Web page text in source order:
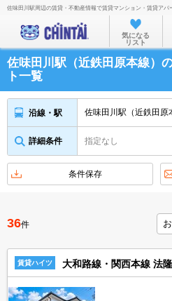
お部屋を
沿線
住所
家賃
不
佐味田川駅周辺の賃貸・不動産情報で賃貸マンション・賃貸アパ
気になる
リスト
佐味田川駅（近鉄田原本線）
ト一覧
沿線・駅 佐味田川駅（近鉄田原
詳細条件 指定なし
条件保存
36件
賃貸ハイツ 大和路線・関西本線 法